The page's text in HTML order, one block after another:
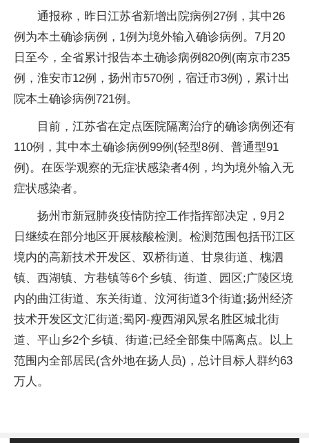
通报称，昨日江苏省新增出院病例27例，其中26
例为本土确诊病例，1例为境外输入确诊病例。7月20
日至今，全省累计报告本土确诊病例820例(南京市235
例，淮安市12例，扬州市570例，宿迁市3例)，累计出
院本土确诊病例721例。
目前，江苏省在定点医院隔离治疗的确诊病例还有
110例，其中本土确诊病例99例(轻型8例、普通型91
例)。在医学观察的无症状感染者4例，均为境外输入无
症状感染者。
扬州市新冠肺炎疫情防控工作指挥部决定，9月2
日继续在部分地区开展核酸检测。检测范围包括邗江区
境内的高新技术开发区、双桥街道、甘泉街道、槐泗
镇、西湖镇、方巷镇等6个乡镇、街道、园区;广陵区境
内的曲江街道、东关街道、汶河街道3个街道;扬州经济
技术开发区文汇街道;蜀冈-瘦西湖风景名胜区城北街
道、平山乡2个乡镇、街道;已经全部集中隔离点。以上
范围内全部居民(含外地在扬人员)，总计目标人群约63
万人。